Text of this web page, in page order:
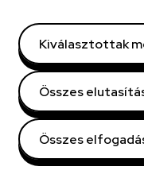
Központi
E-mail
Kiválasztottak
Összes
Összes